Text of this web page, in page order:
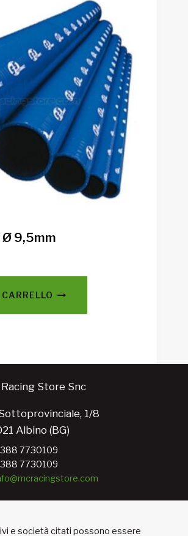
Ø 9,5mm
Racing Store Snc
1/8
Albino (BG)
7730109
7730109
e società citati possono essere